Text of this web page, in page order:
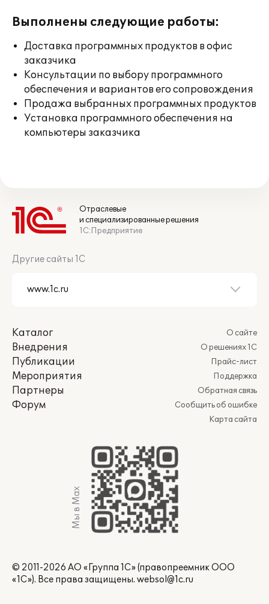
Выполнены следующие работы:
Доставка программных продуктов в офис
заказчика
Консультации по выбору программного
обеспечения и вариантов его сопровождения
Продажа выбранных программных продуктов
Установка программного обеспечения на
компьютеры заказчика
Отраслевые
и специализированные решения
1С:Предприятие
Другие сайты 1С
Каталог
Внедрения
Публикации
Мероприятия
Партнеры
Форум
О сайте
О решениях 1С
Прайс-лист
Поддержка
Обратная связь
Сообщить об ошибке
Карта сайта
Мы в Max
© 2011-2026 АО «Группа 1С» (правопреемник ООО
«1С»). Все права защищены. websol@1c.ru